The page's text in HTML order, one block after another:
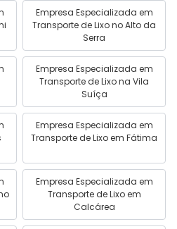
Empresa Especializada em
Transporte de Lixo no Alto da
Serra
Empresa Especializada em
Transporte de Lixo na Vila
Suíça
Empresa Especializada em
Transporte de Lixo em Fátima
Empresa Especializada em
Transporte de Lixo em
Calcárea